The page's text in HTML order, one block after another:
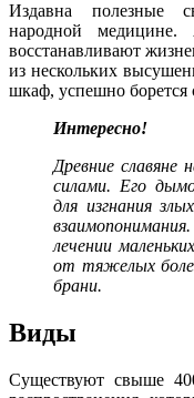
Издавна полезные
народной медицине.
восстанавливают
из нескольких
шкаф, успешно борется
Интересно!
Древние славяне
силами. Его
для изгнания
лечении
от тяжелых
брани.
Виды
Существуют свыше